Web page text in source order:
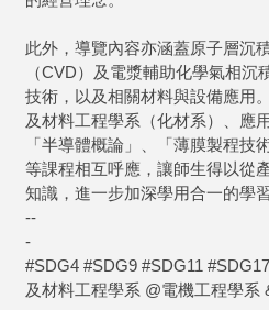
此外，導覽內容亦涵蓋原子層沉
（CVD）及電漿輔助化學氣相
技術，以及相關材料與設備應用
及材料工程學系（化材系）、應
「半導體概論」、「薄膜製程技
等課程相互呼應，讓師生得以從
知識，進一步加深學用合一的學習
--
-
#SDG4 #SDG9 #SDG11
及材料工程學系 @電機工程學系